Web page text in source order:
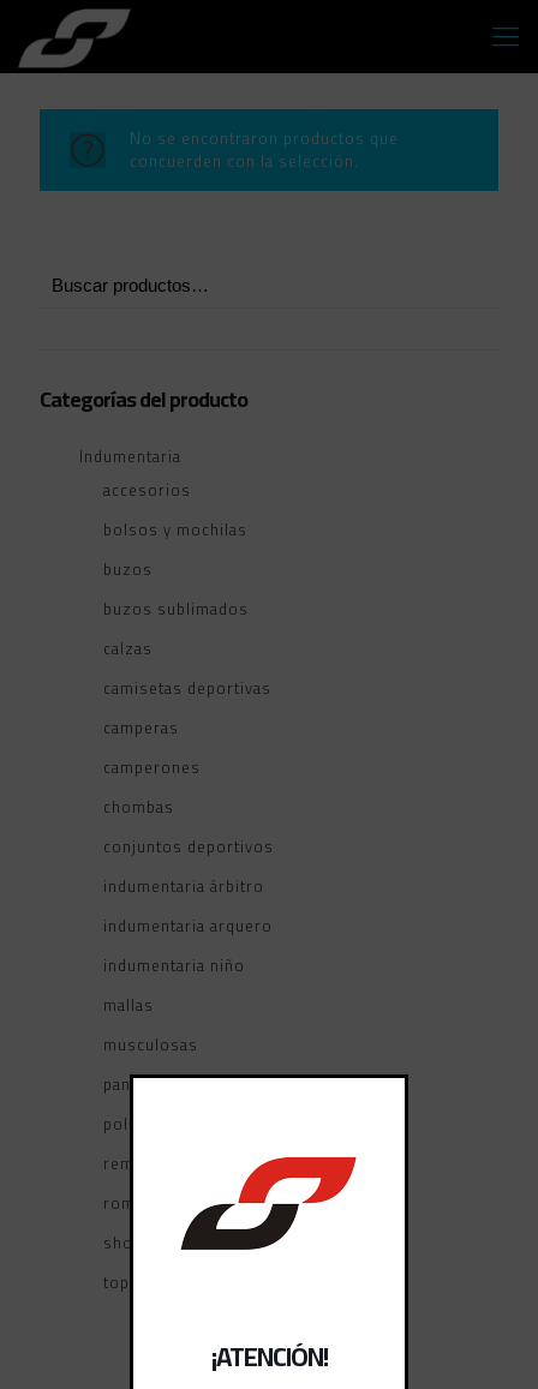
No se encontraron productos que
concuerden con la selección.
Categorías del producto
Indumentaria
accesorios
bolsos y mochilas
buzos
buzos sublimados
calzas
camisetas deportivas
camperas
camperones
chombas
conjuntos deportivos
indumentaria árbitro
indumentaria arquero
indumentaria niño
mallas
musculosas
pantalones
polleras
remeras tiempo libre
rompevientos
shorts
tops deportivos
¡ATENCIÓN!